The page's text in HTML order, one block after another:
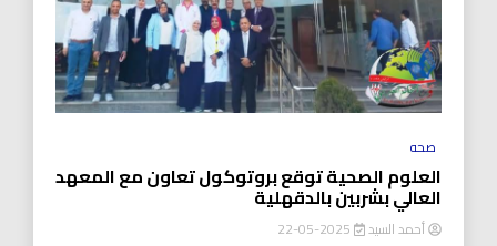
صحه
العلوم الصحية توقع بروتوكول تعاون مع المعهد
العالي بشربين بالدقهلية
أحمد السيد